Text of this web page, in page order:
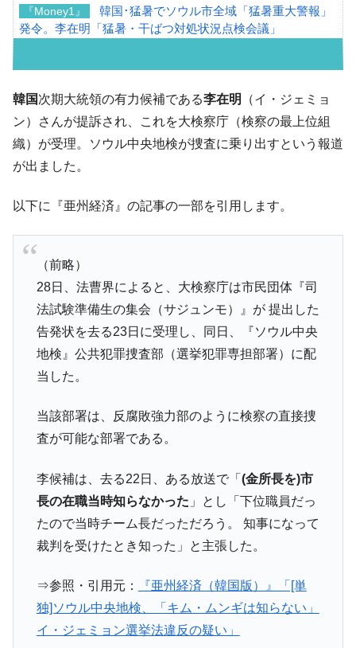
『Money1』
韓国･猛暑でソウル市全域「猛暑重大警報」
発令。李在明「猛暑・干ばつ対処状況点検会議」
07月販売台数は去年のほぼ半分「71台」しか売れなかっ
た。『起亜』は9台だけ
『Money1』
韓国「信用赦免を何回やっても、何回やっ
落！
体だけで410億ドル、輸出全体の41％もある
『Money1』
や、若者に起業させよう」⇒ どんな雇用対策だソレ。
『Money1』
【韓国の外貨準備】2026年07月は4,279億ド
ル。外平債の発行「19.4億ドル」
『Money1』
韓国「ここは北朝鮮なのか。選管がサーバ
ーにウソのデータを入力したのは明白だ」
言。
『Money1』
韓国は「中国と同じく」投資に不適格な国
『Money1』
『韓国銀行』が「金の保有量を増やしま
す」⇒「金を経由するドル入手」手段ではないのか？
『Money1』
韓国･外為取引量「1日当たり1,214.4億ド
ル」まで拡大 ⇒ 海外資金の動きに強く左右される状態
い「50.5％」に上昇
『Money1』
韓国大統領府ボンクラ政策室長が告発され
た ⇒ 国家が行った恐るべき株価操作であり、空前の国政壟
韓国次期大統領の有力候補である李在明
（イ・ジェミョ
ン）さんが提訴され、これを大検察庁（検察の最上位組
織）が受理。ソウル中央地検が捜査に乗り出すという報道
が出ました。
以下に『亜州経済』の記事の一部を引用します。
（前略）
28日、法曹界によると、大検察庁は市民団体『司
法試験準備生の集会（サジュンモ）』が 提出した
告発状を去る23日に受理し、同日、『ソウル中央
地検』公共犯罪捜査部（選挙犯罪専担部署）に配
当した。
当該部署は、反腐敗強力部のように検察の直接捜
査が可能な部署である。
李候補は、去る22日、ある放送で「 (金所長を)市
長の在職当時知らなかった 」とし「下位職員だっ
たので当時チーム長だっただろう。 知事になって
裁判を受けたとき知った」と主張した。
⇒参照・引用元：
『亜州経済（韓国版）』「[単
独]ソウル中央地検、「キム・ムンギは知らない」
イ・ジェミョン選挙法違反の疑い」